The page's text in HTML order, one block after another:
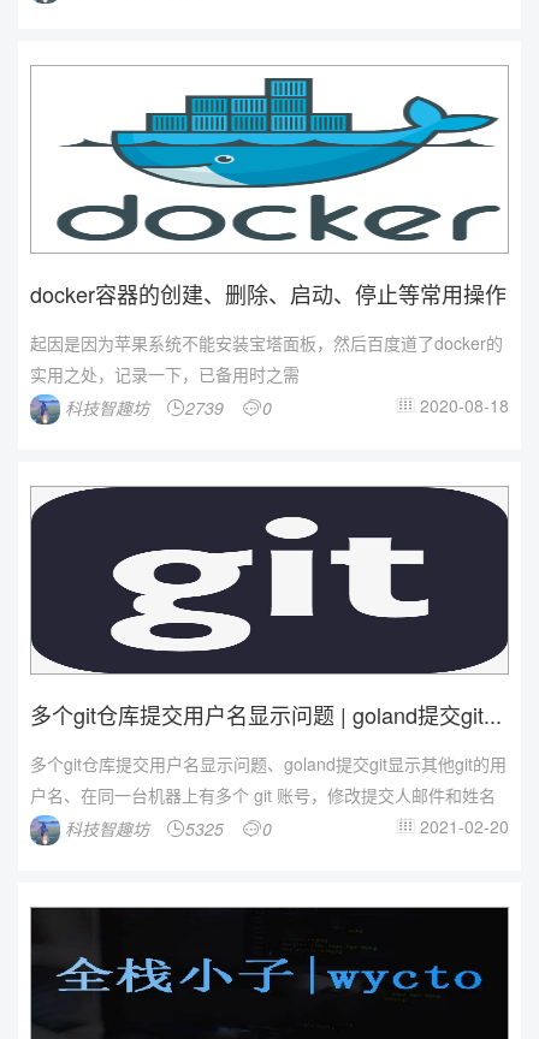
docker容器的创建、删除、启动、停止等常用操作
起因是因为苹果系统不能安装宝塔面板，然后百度道了docker的
实用之处，记录一下，已备用时之需
科技智趣坊
2739 0  2020-08-18
多个git仓库提交用户名显示问题 | goland提交git...
多个git仓库提交用户名显示问题、goland提交git显示其他git的用
户名、在同一台机器上有多个 git 账号，修改提交人邮件和姓名
科技智趣坊
5325 0  2021-02-20